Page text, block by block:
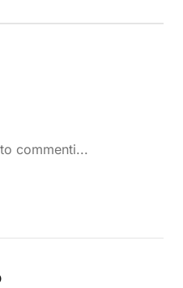
commenti...